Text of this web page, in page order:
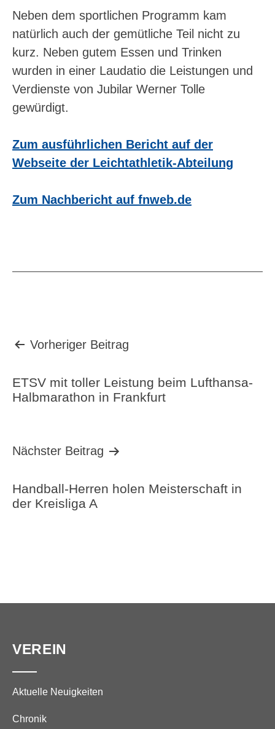
Neben dem sportlichen Programm kam
natürlich auch der gemütliche Teil nicht zu
kurz. Neben gutem Essen und Trinken
wurden in einer Laudatio die Leistungen und
Verdienste von Jubilar Werner Tolle
gewürdigt.
Zum ausführlichen Bericht auf der
Webseite der Leichtathletik-Abteilung
Zum Nachbericht auf fnweb.de
Beitragsnavigation
Vorheriger Beitrag
ETSV mit toller Leistung beim Lufthansa-
Halbmarathon in Frankfurt
Nächster Beitrag
Handball-Herren holen Meisterschaft in
der Kreisliga A
VEREIN
Aktuelle Neuigkeiten
Chronik